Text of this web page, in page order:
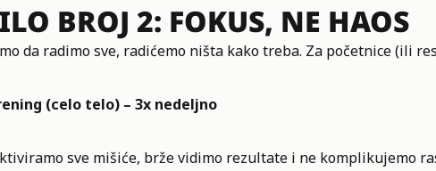
BROJ 2: FOKUS, NE HAOS
da radimo sve, radićemo ništa kako treba. Za početnice (ili
(celo telo) – 3x nedeljno
sve mišiće, brže vidimo rezultate i ne komplikujemo